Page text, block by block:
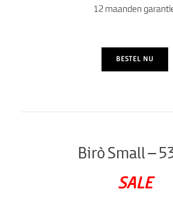
12 maanden
BESTEL NU
Birò Small –
SALE